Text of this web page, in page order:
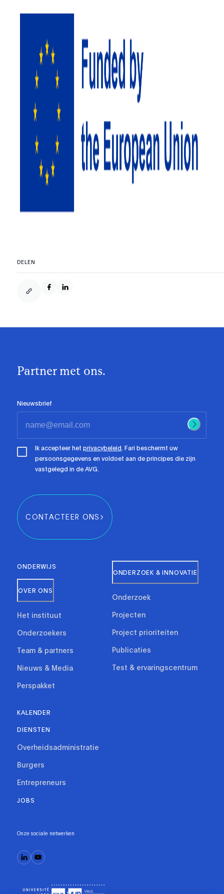
DELEN
Partner met ons.
Nieuwsbrief
Ik accepteer hetprivacybeleid . Fari beschermt uw
persoonsgegevens en voldoet aan de principes die zijn
vastgelegd in de AVG.
CONTACTEER ONS
ONDERWIJS
OVER ONS
Het instituut
Onderzoekers
Team & partners
Nieuws & Media
Perspakket
ONDERZOEK & INNOVATIE
Onderzoek
Projecten
Project prioriteiten
Publicaties
Test & ervaringscentrum
KALENDER
DIENSTEN
Overheidsadministratie
Burgers
Entrepreneurs
JOBS
Onze sociale netwerken